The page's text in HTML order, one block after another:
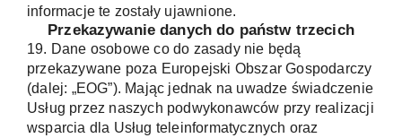
informacje te zostały ujawnione.
Przekazywanie danych do państw trzecich
19. Dane osobowe co do zasady nie będą
przekazywane poza Europejski Obszar Gospodarczy
(dalej: „EOG”). Mając jednak na uwadze świadczenie
Usług przez naszych podwykonawców przy realizacji
wsparcia dla Usług teleinformatycznych oraz